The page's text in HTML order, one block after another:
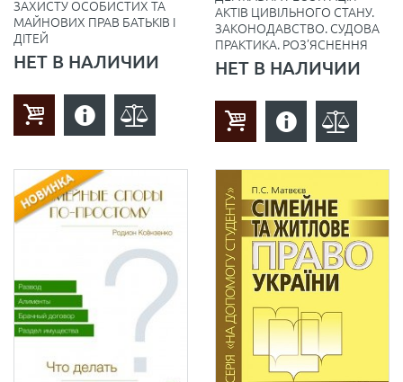
ЗАХИСТУ ОСОБИСТИХ ТА
МАЙНОВИХ ПРАВ БАТЬКІВ І
ДІТЕЙ
НЕТ В НАЛИЧИИ
АКТІВ ЦИВІЛЬНОГО СТАНУ.
ЗАКОНОДАВСТВО. CУДОВА
ПРАКТИКА. РОЗ’ЯСНЕННЯ
НЕТ В НАЛИЧИИ